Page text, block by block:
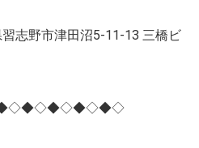
志野市津田沼5-11-13 三橋ビ